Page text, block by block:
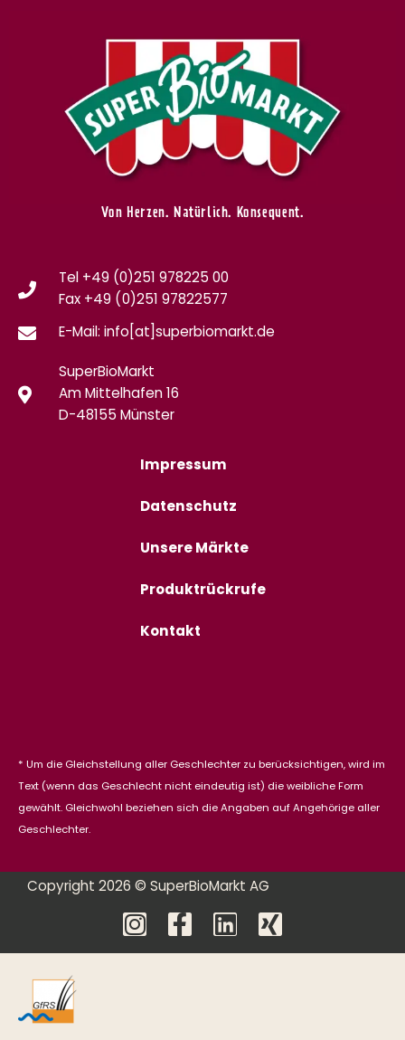
Von Herzen. Natürlich. Konsequent.
Tel +49 (0)251 978225 00
Fax +49 (0)251 97822577
E-Mail: info[at]superbiomarkt.de
SuperBioMarkt
Am Mittelhafen 16
D-48155 Münster
Impressum
Datenschutz
Unsere Märkte
Produktrückrufe
Kontakt
* Um die Gleichstellung aller Geschlechter zu berücksichtigen, wird im
Text (wenn das Geschlecht nicht eindeutig ist) die weibliche Form
gewählt. Gleichwohl beziehen sich die Angaben auf Angehörige aller
Geschlechter.
Copyright 2026 © SuperBioMarkt AG